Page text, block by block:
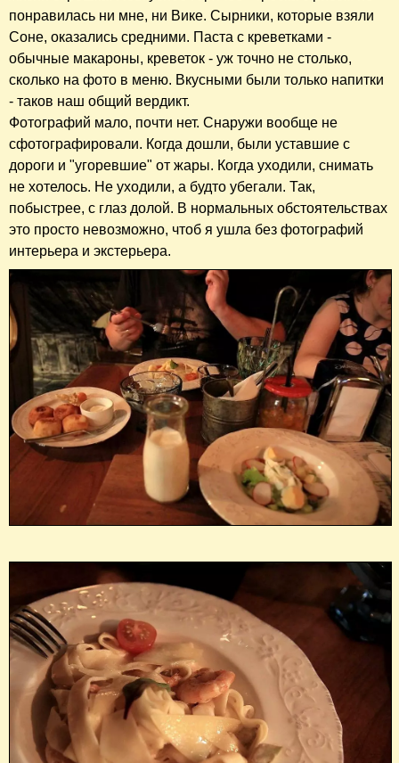
понравилась ни мне, ни Вике. Сырники, которые взяли
Соне, оказались средними. Паста с креветками -
обычные макароны, креветок - уж точно не столько,
сколько на фото в меню. Вкусными были только напитки
- таков наш общий вердикт.
Фотографий мало, почти нет. Снаружи вообще не
сфотографировали. Когда дошли, были уставшие с
дороги и "угоревшие" от жары. Когда уходили, снимать
не хотелось. Не уходили, а будто убегали. Так,
побыстрее, с глаз долой. В нормальных обстоятельствах
это просто невозможно, чтоб я ушла без фотографий
интерьера и экстерьера.